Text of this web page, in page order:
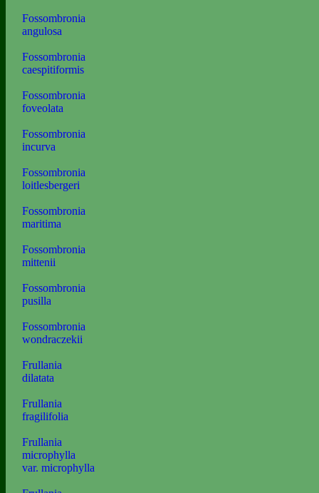
Fossombronia
angulosa
Fossombronia
caespitiformis
Fossombronia
foveolata
Fossombronia
incurva
Fossombronia
loitlesbergeri
Fossombronia
maritima
Fossombronia
mittenii
Fossombronia
pusilla
Fossombronia
wondraczekii
Frullania
dilatata
Frullania
fragilifolia
Frullania
microphylla
var. microphylla